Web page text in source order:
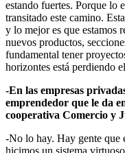
estando fuertes. Porque lo
transitado este camino.
y lo mejor es que estamos
nuevos productos,
fundamental tener
horizontes está perdiendo
-En las empresas
emprendedor que le da
cooperativa Comercio y
-No lo hay. Hay gente que
hicimos un sistema